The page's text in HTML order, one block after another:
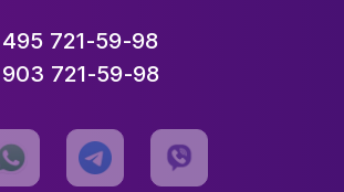
721-59-98
721-59-98